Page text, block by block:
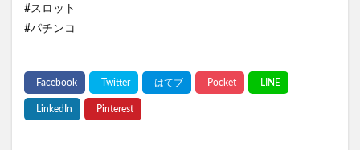
#スロット
#パチンコ